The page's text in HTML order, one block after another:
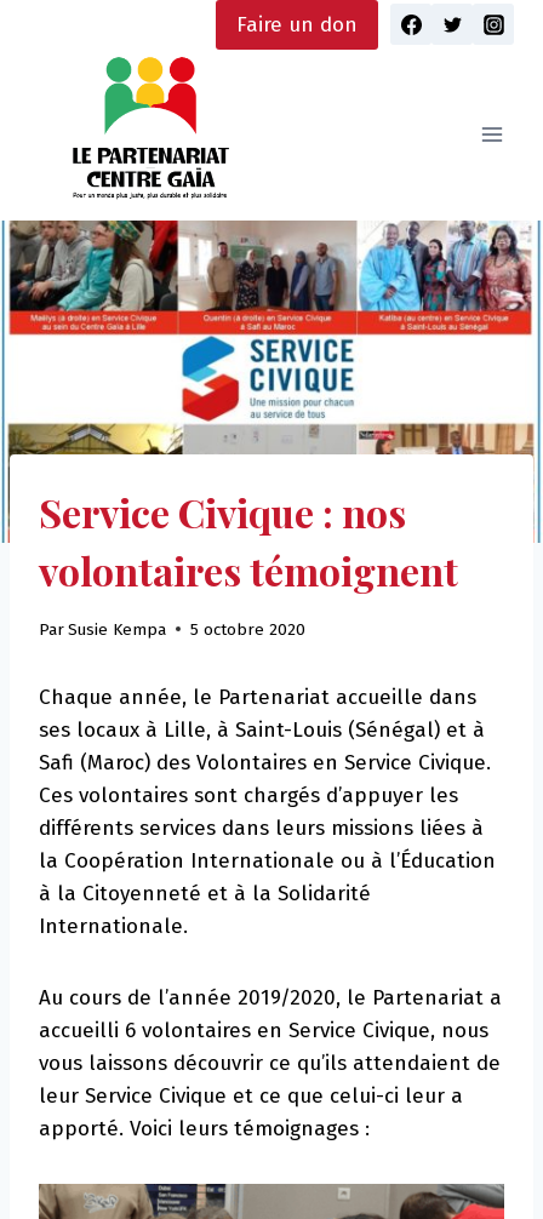
Faire un don
Service Civique : nos
volontaires témoignent
ParSusie Kempa 5 octobre 2020
Chaque année, le Partenariat accueille dans
ses locaux à Lille, à Saint-Louis (Sénégal) et à
Safi (Maroc) des Volontaires en Service Civique.
Ces volontaires sont chargés d’appuyer les
différents services dans leurs missions liées à
la Coopération Internationale ou à l’Éducation
à la Citoyenneté et à la Solidarité
Internationale.
Au cours de l’année 2019/2020, le Partenariat a
accueilli 6 volontaires en Service Civique, nous
vous laissons découvrir ce qu’ils attendaient de
leur Service Civique et ce que celui-ci leur a
apporté. Voici leurs témoignages :